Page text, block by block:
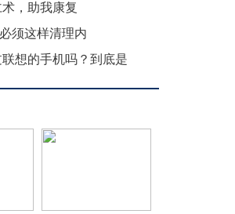
，助我康复
须这样清理内
想的手机吗？到底是